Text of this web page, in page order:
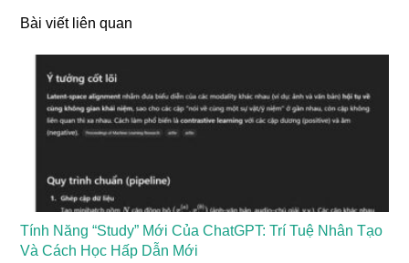
Bài viết liên quan
Tính Năng “Study” Mới Của ChatGPT: Trí Tuệ Nhân Tạo
Và Cách Học Hấp Dẫn Mới